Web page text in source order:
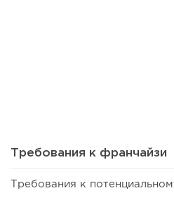
Требования к франчайзи
Требования к